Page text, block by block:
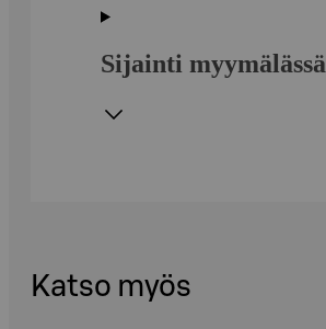
Sijainti myymälässä
Katso myös